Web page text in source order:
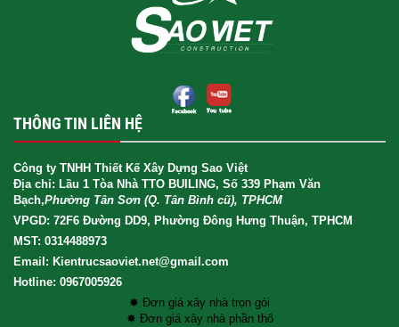
THÔNG TIN LIÊN HỆ
Công ty TNHH Thiết Kế Xây Dựng Sao Việt
Địa chỉ: Lầu 1 Tòa Nhà TTO BUILING, Số 339 Phạm Văn
Bạch,Phường Tân Sơn (Q. Tân Bình cũ), TPHCM
VPGD: 72F6 Đường DD9, Phường Đông Hưng Thuận, TPHCM
MST: 0314488973
Email: Kientrucsaoviet.net@gmail.com
Hotline: 0967005926
✸ Đơn giá xây nhà trọn gói
✸ Đơn giá xây nhà phần thô